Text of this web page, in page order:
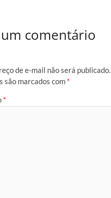
comentário
de e-mail não será publicado.
são marcados com *
*